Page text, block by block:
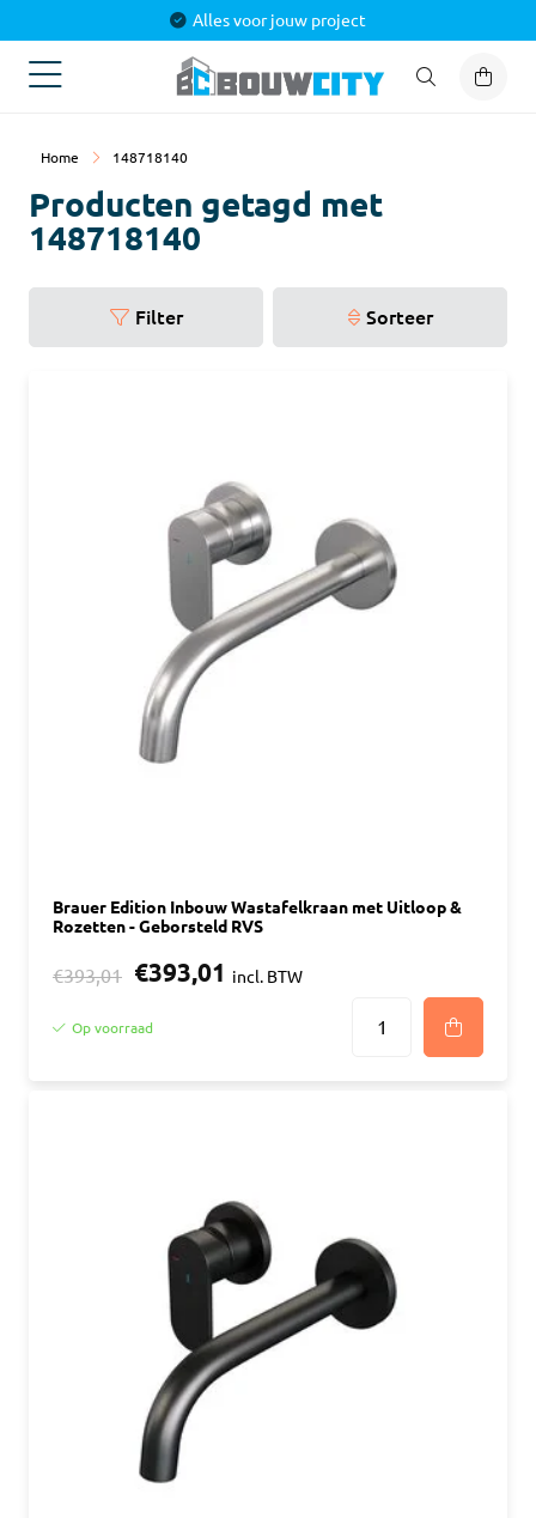
Alles voor jouw project
Home 148718140
Producten getagd met
148718140
Filter Sorteer
Brauer Edition Inbouw Wastafelkraan met Uitloop &
Rozetten - Geborsteld RVS
€393,01 €393,01 incl. BTW
Op voorraad